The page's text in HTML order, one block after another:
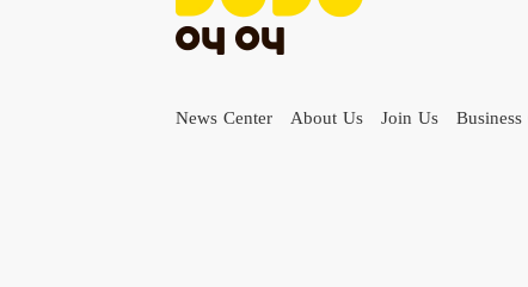
News Center About Us Join Us